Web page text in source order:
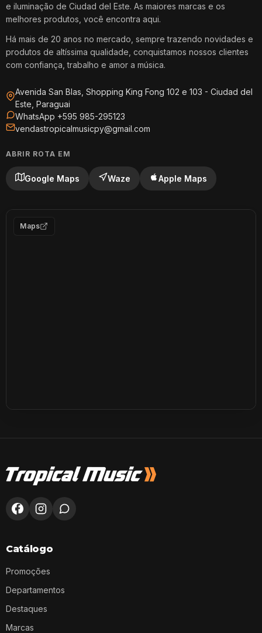
e iluminação de Ciudad del Este. As maiores marcas e os
melhores produtos, você encontra aqui.
Há mais de 20 anos no mercado, sempre trazendo novidades e
produtos de altíssima qualidade, conquistamos nossos clientes
com confiança, trabalho e amor a música.
Avenida San Blas, Shopping King Fong 102 e 103 - Ciudad del
Este, Paraguai
WhatsApp +595 985-295123
vendastropicalmusicpy@gmail.com
ABRIR ROTA EM
Google Maps Waze Apple Maps
Maps
Catálogo
Promoções
Departamentos
Destaques
Marcas